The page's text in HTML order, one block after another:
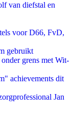
van diefstal en
voor D66, FvD,
gebruikt
grens met Wit-
achievements dit
Jan